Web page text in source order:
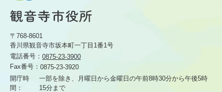
〒768-8601
香川県観音寺市坂本町一丁目1番1号
電話番号： 0875-23-3900
Fax番号： 0875-23-3920
開庁時
間：
一部を除き、月曜日から金曜日の午前8時30分から午後5時
15分まで